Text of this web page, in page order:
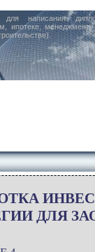
для написания
ипотеке,
ДЛЯ